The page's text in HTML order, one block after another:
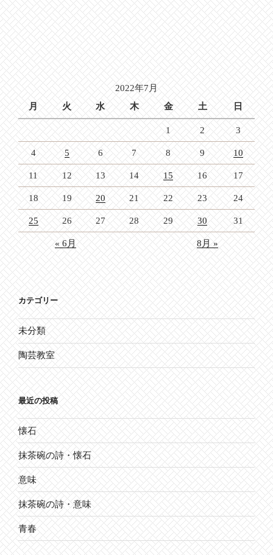
2022年7月
月
火 水 木 金 土 日
1 2 3
4 5 6 7 8 9 10
11 12 13 14 15 16 17
18 19 20 21 22 23 24
25 26 27 28 29 30 31
« 6月 8月 »
カテゴリー
未分類
陶芸教室
最近の投稿
懐石
抹茶碗の詩・懐石
意味
抹茶碗の詩・意味
青春